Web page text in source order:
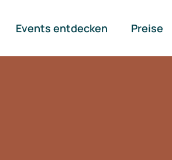
Events entdecken Preise